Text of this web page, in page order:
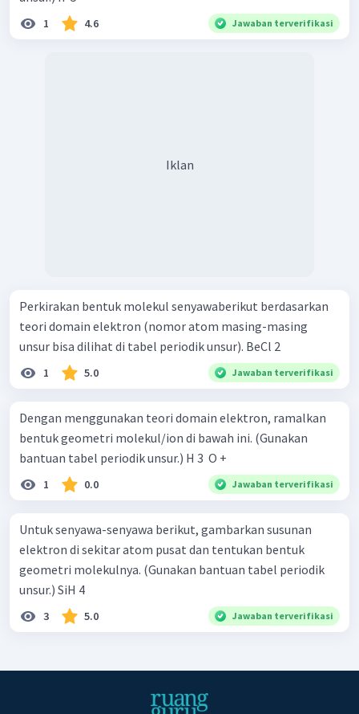
1 4.6 Jawaban terverifikasi
Iklan
Perkirakan bentuk molekul senyawaberikut berdasarkan
teori domain elektron (nomor atom masing-masing
unsur bisa dilihat di tabel periodik unsur). BeCl 2 ​
1 5.0 Jawaban terverifikasi
Dengan menggunakan teori domain elektron, ramalkan
bentuk geometri molekul/ion di bawah ini. (Gunakan
bantuan tabel periodik unsur.) H 3 ​ O +
1 0.0 Jawaban terverifikasi
Untuk senyawa-senyawa berikut, gambarkan susunan
elektron di sekitar atom pusat dan tentukan bentuk
geometri molekulnya. (Gunakan bantuan tabel periodik
unsur.) SiH 4 ​
3 5.0 Jawaban terverifikasi